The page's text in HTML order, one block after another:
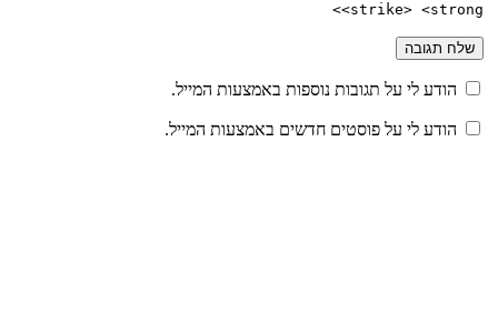
<strike> <strong>
הודע לי על תגובות נוספות באמצעות המייל.
הודע לי על פוסטים חדשים באמצעות המייל.